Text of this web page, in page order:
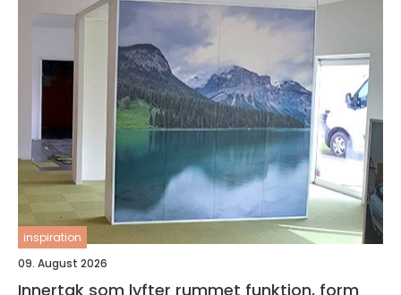
inspiration
09. August 2026
Innertak som lyfter rummet funktion, form